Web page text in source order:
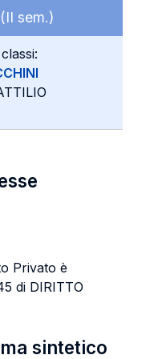
(II sem.)
Privato è
di DIRITTO
sintetico